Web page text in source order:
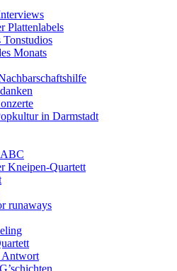
Plattenlabels
Tonstudios
Monats
in Darmstadt
Kneipen-Quartett
runaways
Antwort